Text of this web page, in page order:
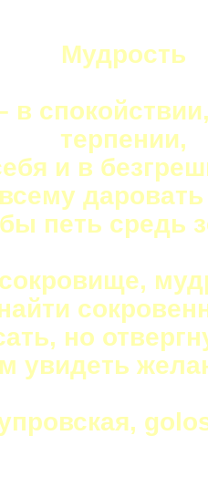
Мудрость
в
терпении,
и в
петь средь
но
увидеть